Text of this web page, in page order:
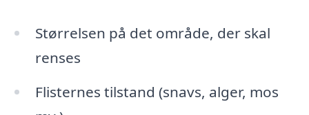
Størrelsen på det område, der skal
renses
Flisternes tilstand (snavs, alger, mos